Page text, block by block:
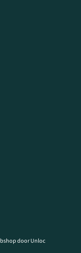
door Unloc